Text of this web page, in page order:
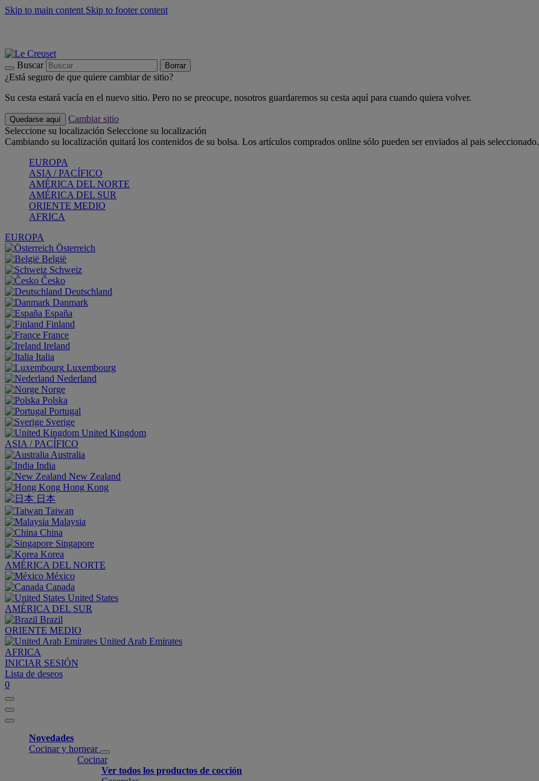
Skip to main content Skip to footer content
Buscar Borrar
¿Está seguro de que quiere cambiar de sitio?
Su cesta estará vacía en el nuevo sitio. Pero no se preocupe, nosotros guardaremos su cesta aquí para cuando quiera volver.
Quedarse aquí
Cambiar sitio
Seleccione su localización Seleccione su localización
Cambiando su localización quitará los contenidos de su bolsa. Los artículos comprados online sólo pueden ser enviados al pais seleccionado.
EUROPA
ASIA / PACÍFICO
AMÉRICA DEL NORTE
AMÉRICA DEL SUR
ORIENTE MEDIO
AFRICA
EUROPA
Österreich
België
Schweiz
Česko
Deutschland
Danmark
España
Finland
France
Ireland
Italia
Luxembourg
Nederland
Norge
Polska
Portugal
Sverige
United Kingdom
ASIA / PACÍFICO
Australia
India
New Zealand
Hong Kong
日本
Taiwan
Malaysia
China
Singapore
Korea
AMÉRICA DEL NORTE
México
Canada
United States
AMÉRICA DEL SUR
Brazil
ORIENTE MEDIO
United Arab Emirates
AFRICA
INICIAR SESIÓN
Lista de deseos
0
Novedades
Cocinar y hornear
Cocinar
Ver todos los productos de cocción